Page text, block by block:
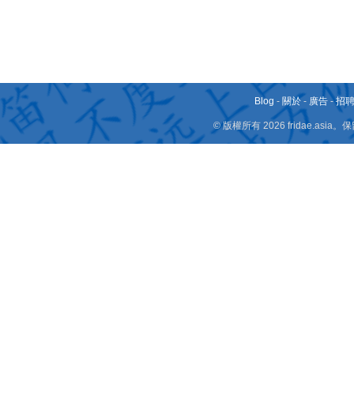
Blog - 關於 - 廣告 -招
© 版權所有 2026 fridae.asia。